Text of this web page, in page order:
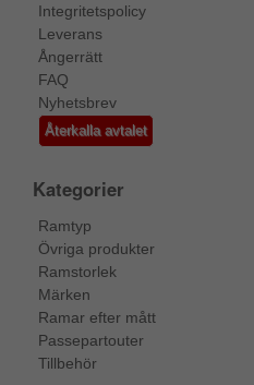
Integritetspolicy
Leverans
Ångerrätt
FAQ
Nyhetsbrev
Återkalla avtalet
Kategorier
Ramtyp
Övriga produkter
Ramstorlek
Märken
Ramar efter mått
Passepartouter
Tillbehör